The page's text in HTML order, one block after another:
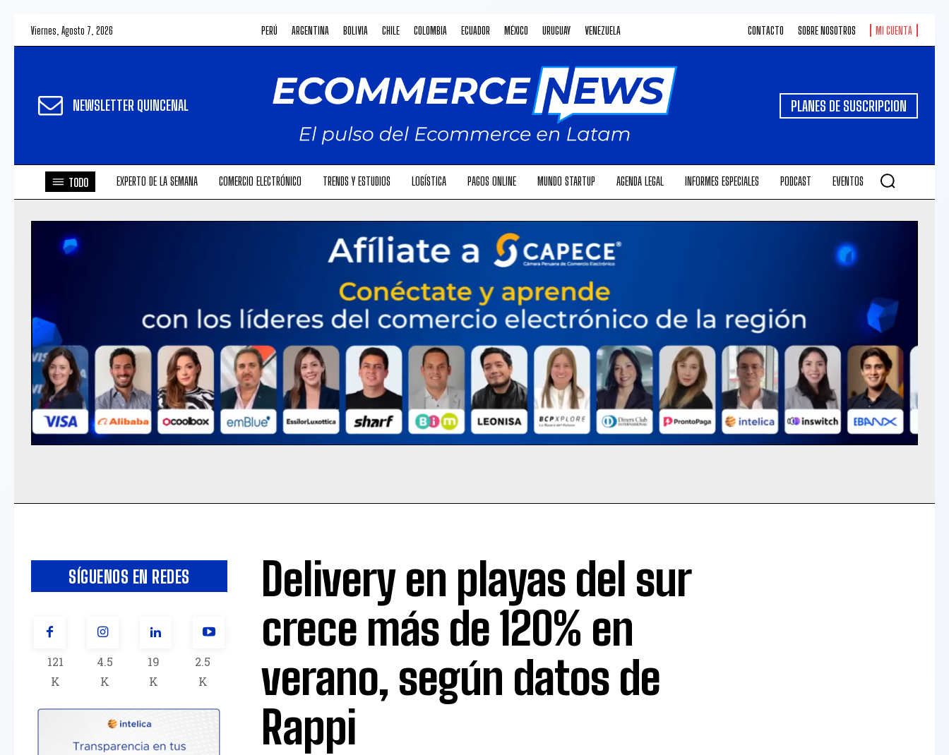
Viernes, Agosto 7, 2026 PERÚ ARGENTINA BOLIVIA CHILE COLOMBIA ECUADOR MÉXICO URUGUAY VENEZUELA CONTACTO SOBRE NOSOTROS MI CUENTA
NEWSLETTER QUINCENAL PLANES DE SUSCRIPCION
TODO EXPERTO DE LA SEMANA COMERCIO ELECTRÓNICO TRENDS Y ESTUDIOS LOGÍSTICA PAGOS ONLINE MUNDO STARTUP AGENDA LEGAL INFORMES ESPECIALES PODCAST EVENTOS
SÍGUENOS EN REDES
121
K
4.5
K
19
K
2.5
K
Delivery en playas del sur
crece más de 120% en
verano, según datos de
Rappi